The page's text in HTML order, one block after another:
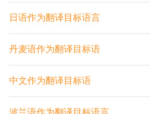
日语作为翻译目标语言
丹麦语作为翻译目标语
中文作为翻译目标语
波兰语作为翻译目标语言